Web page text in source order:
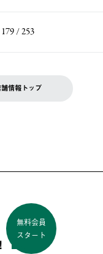
179 / 253
情報トップ
無料会員
スタート